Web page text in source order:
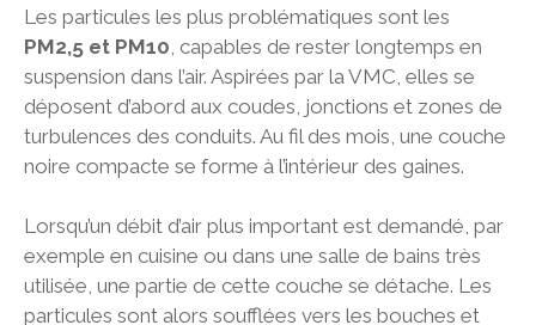
Les particules les plus problématiques sont les
PM2,5 et PM10 , capables de rester longtemps en
suspension dans l’air. Aspirées par la VMC, elles se
déposent d’abord aux coudes, jonctions et zones de
turbulences des conduits. Au fil des mois, une couche
noire compacte se forme à l’intérieur des gaines.
Lorsqu’un débit d’air plus important est demandé, par
exemple en cuisine ou dans une salle de bains très
utilisée, une partie de cette couche se détache. Les
particules sont alors soufflées vers les bouches et